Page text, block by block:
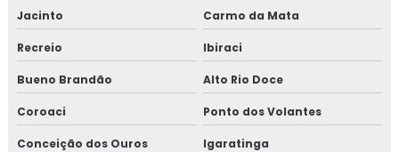
Jacinto Carmo da Mata
Recreio Ibiraci
Bueno Brandão Alto Rio Doce
Coroaci Ponto dos Volantes
Conceição dos Ouros Igaratinga